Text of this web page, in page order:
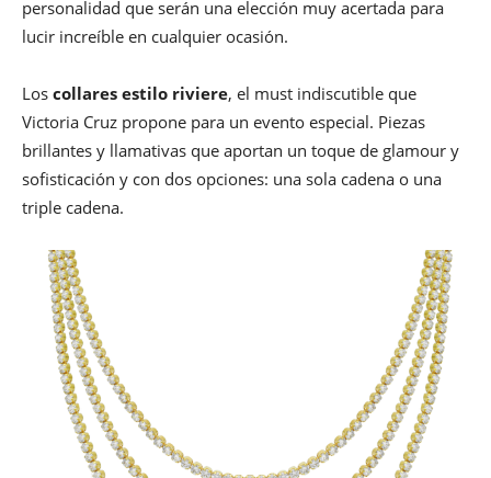
personalidad que serán una elección muy acertada para
lucir increíble en cualquier ocasión.
Los collares estilo riviere, el must indiscutible que
Victoria Cruz propone para un evento especial. Piezas
brillantes y llamativas que aportan un toque de glamour y
sofisticación y con dos opciones: una sola cadena o una
triple cadena.